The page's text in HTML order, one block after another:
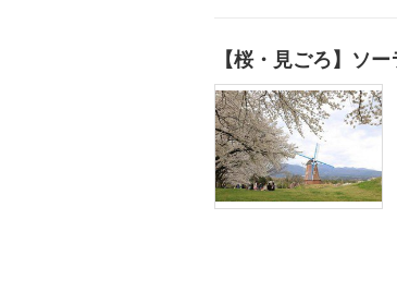
【桜・見ごろ】ソ